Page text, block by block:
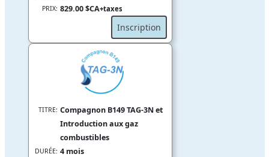
PRIX: 829.00 $CA+taxes
Inscription
TITRE: Compagnon B149 TAG-3N et
Introduction aux gaz
combustibles
DURÉE: 4 mois